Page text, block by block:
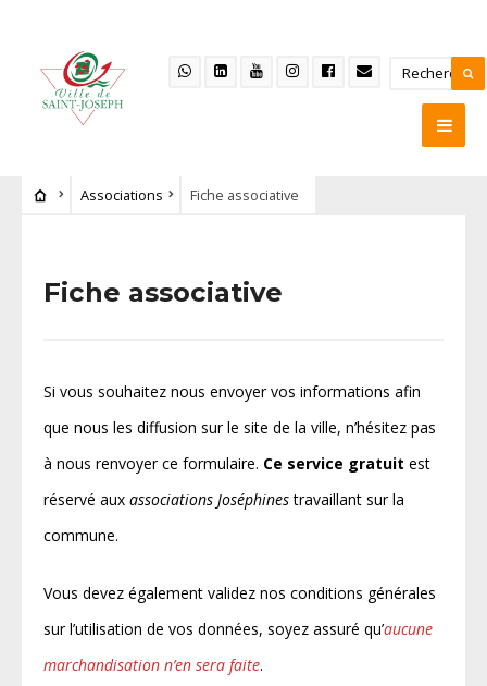
Associations Fiche associative
Fiche associative
Si vous souhaitez nous envoyer vos informations afin
que nous les diffusion sur le site de la ville, n’hésitez pas
à nous renvoyer ce formulaire. Ce service gratuit est
réservé aux associations Joséphinestravaillant sur la
commune.
Vous devez également validez nos conditions générales
sur l’utilisation de vos données, soyez assuré qu’aucune
marchandisation n’en sera faite.